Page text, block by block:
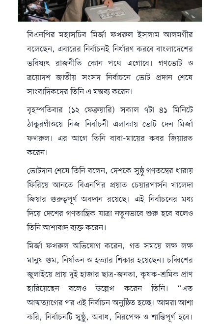
বিএনপির মহাসচিব মির্জা ফখরুল ইসলাম আলমগীর
বলেছেন, এবারের নির্বাচনই নির্ধারণ করবে বাংলাদেশের
ভবিষ্যৎ রাজনীতি কোন পথে এগোবে। গণভোট ও
ত্রয়োদশ জাতীয় সংসদ নির্বাচনে ভোট প্রদান শেষে
সাংবাদিকদের তিনি এ মন্তব্য করেন।
বৃহস্পতিবার (১২ ফেব্রুয়ারি) সকাল ৭টা ৪১ মিনিটে
ঠাকুরগাঁওয়ে নিজ নির্বাচনী এলাকায় ভোট দেন মির্জা
ফখরুল। এর আগে তিনি বাবা-মায়ের কবর জিয়ারত
করেন।
ভোটদান শেষে তিনি বলেন, দেশকে সুষ্ঠু গণতন্ত্রের ধারায়
ফিরিয়ে আনতে বিএনপির প্রয়াত চেয়ারপার্সন খালেদা
জিয়ার গুরুত্বপূর্ণ অবদান রয়েছে। এই নির্বাচনের মধ্য
দিয়ে দেশের গণতান্ত্রিক যাত্রা নতুনভাবে শুরু হবে বলেও
তিনি আশাবাদ ব্যক্ত করেন।
মির্জা ফখরুল অভিযোগ করেন, গত সময়ে লক্ষ লক্ষ
মানুষ গুম, নির্যাতন ও হত্যার শিকার হয়েছেন। চব্বিশের
জুলাইয়ে প্রায় দুই হাজার ছাত্র-জনতা, কৃষক-শ্রমিক প্রাণ
হারিয়েছেন বলেও উল্লেখ করেন তিনি। “এত
আত্মত্যাগের পর এই নির্বাচন অনুষ্ঠিত হচ্ছে। আমরা আশা
করি, নির্বাচনটি সুষ্ঠু, অবাধ, নিরপেক্ষ ও শান্তিপূর্ণ হবে।